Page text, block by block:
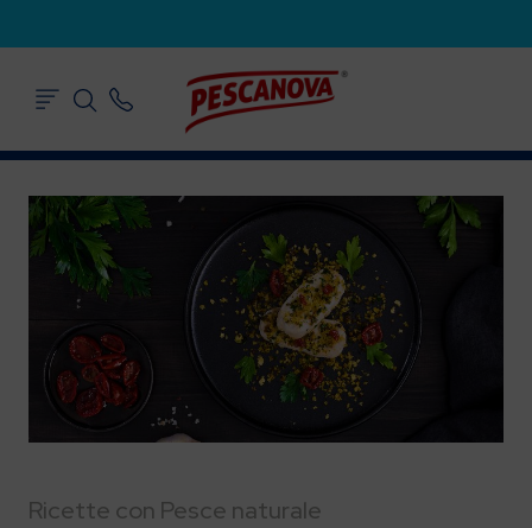
Ricette con Pesce naturale